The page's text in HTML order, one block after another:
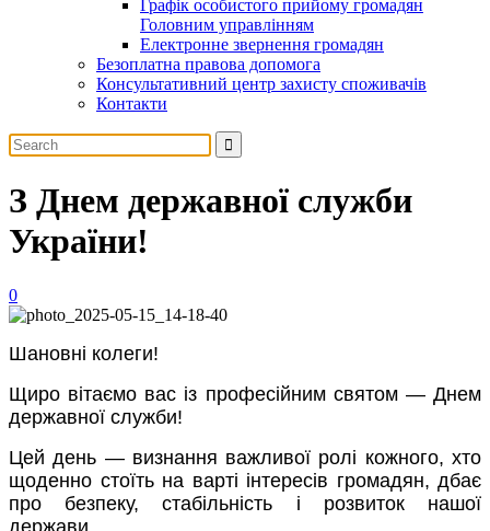
Графік особистого прийому громадян
Головним управлінням
Електронне звернення громадян
Безоплатна правова допомога
Консультативний центр захисту споживачів
Контакти
З Днем державної служби
України!
0
Шановні колеги!
Щиро вітаємо вас із професійним святом — Днем
державної служби!
Цей день — визнання важливої ролі кожного, хто
щоденно стоїть на варті інтересів громадян, дбає
про безпеку, стабільність і розвиток нашої
держави.